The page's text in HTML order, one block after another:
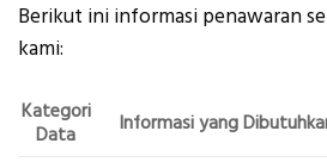
Berikut ini informasi penawaran
kami:
Kategori
Data
Informasi yang